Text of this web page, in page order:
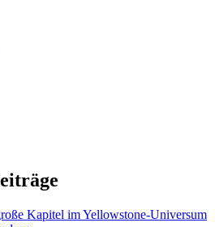
Kapitel im Yellowstone-Universum